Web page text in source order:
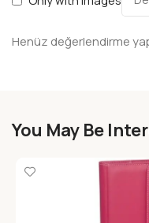
Henüz değerlendirme
You May Be